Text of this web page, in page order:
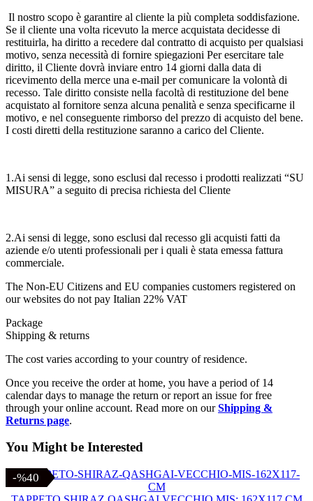
Il nostro scopo è garantire al cliente la più completa soddisfazione.
Se il cliente una volta ricevuto la merce acquistata decidesse di
restituirla, ha diritto a recedere dal contratto di acquisto per qualsiasi
motivo, senza necessità di fornire spiegazioni Per esercitare tale
diritto, il Cliente dovrà inviare entro 14 giorni dalla data di
ricevimento della merce una e-mail per comunicare la volontà di
recesso. Tale diritto consiste nella facoltà di restituzione del bene
acquistato al fornitore senza alcuna penalità e senza specificarne il
motivo, e nel conseguente rimborso del prezzo di acquisto del bene.
I costi diretti della restituzione saranno a carico del Cliente.
1.Ai sensi di legge, sono esclusi dal recesso i prodotti realizzati “SU
MISURA” a seguito di precisa richiesta del Cliente
2.Ai sensi di legge, sono esclusi dal recesso gli acquisti fatti da
aziende e/o utenti professionali per i quali è stata emessa fattura
commerciale.
The Non-EU Citizens and EU companies customers registered on
our websites do not pay Italian 22% VAT
Package
Shipping & returns
The cost varies according to your country of residence.
Once you receive the order at home, you have a period of 14
calendar days to manage the return or report an issue for free
through your online account. Read more on ourShipping &
Returns page.
You Might be Interested
-%40
-%40